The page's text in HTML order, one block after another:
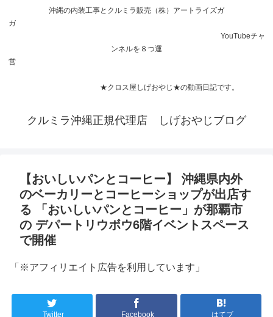
沖縄の内装工事とクルミラ販売（株）アートライズガ
ガ
YouTubeチャ
ンネルを８つ運
営
★クロス屋しげおやじ★の動画日記です。
クルミラ沖縄正規代理店 しげおやじブログ
【おいしいパンとコーヒー】 沖縄県内外
のベーカリーとコーヒーショップが出店す
る 「おいしいパンとコーヒー」が那覇市
の デパートリウボウ6階イベントスペース
で開催
「※アフィリエイト広告を利用しています」
Twitter Facebook はてブ